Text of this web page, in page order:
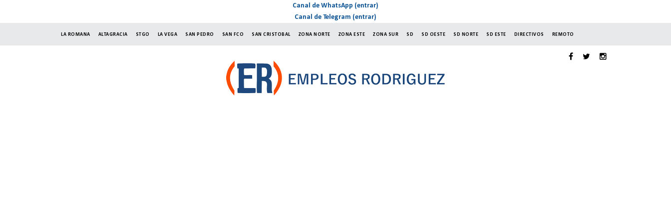
Canal de WhatsApp (entrar)
Canal de Telegram (entrar)
LA ROMANA ALTAGRACIA STGO LA VEGA SAN PEDRO SAN FCO SAN CRISTOBAL ZONA NORTE ZONA ESTE ZONA SUR SD SD OESTE SD NORTE SD ESTE DIRECTIVOS REMOTO